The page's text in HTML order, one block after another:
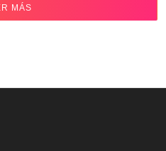
MÁS